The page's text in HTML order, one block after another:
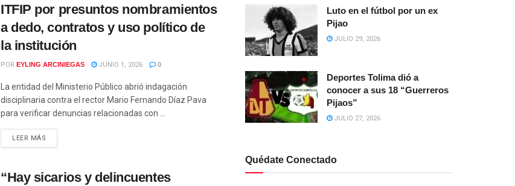
ITFIP por presuntos nombramientos
a dedo, contratos y uso político de
la institución
POR EYLING ARCINIEGAS JUNIO 1, 2026 0
La entidad del Ministerio Público abrió indagación
disciplinaria contra el rector Mario Fernando Díaz Pava
para verificar denuncias relacionadas con ...
LEER MÁS
“Hay sicarios y delincuentes
Luto en el fútbol por un ex
Pijao
JULIO 29, 2026
Deportes Tolima dió a
conocer a sus 18 “Guerreros
Pijaos”
JULIO 27, 2026
Quédate Conectado